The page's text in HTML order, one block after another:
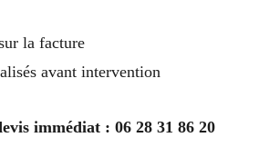
la facture
avant intervention
immédiat : 06 28 31 86 20